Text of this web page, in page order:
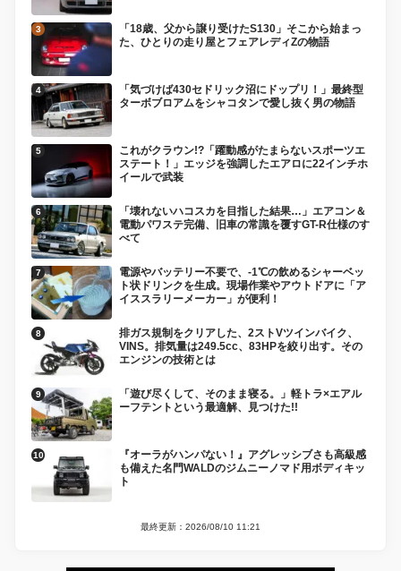
「18歳、父から譲り受けたS130」そこから始まっ
た、ひとりの走り屋とフェアレディZの物語
「気づけば430セドリック沼にドップリ！」最終型
ターボブロアムをシャコタンで愛し抜く男の物語
これがクラウン!?「躍動感がたまらないスポーツエ
ステート！」エッジを強調したエアロに22インチホ
イールで武装
「壊れないハコスカを目指した結果…」エアコン＆
電動パワステ完備、旧車の常識を覆すGT-R仕様のす
べて
電源やバッテリー不要で、-1℃の飲めるシャーベッ
ト状ドリンクを生成。現場作業やアウトドアに「ア
イススラリーメーカー」が便利！
排ガス規制をクリアした、2ストVツインバイク、
VINS。排気量は249.5cc、83HPを絞り出す。その
エンジンの技術とは
「遊び尽くして、そのまま寝る。」軽トラ×エアル
ーフテントという最適解、見つけた!!
『オーラがハンパない！』アグレッシブさも高級感
も備えた名門WALDのジムニーノマド用ボディキッ
ト
最終更新：2026/08/10 11:21